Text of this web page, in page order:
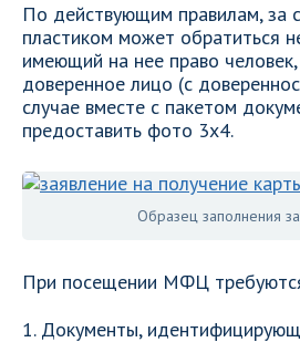
По действующим правилам, за
пластиком может обратиться
имеющий на нее право
доверенное лицо (с
случае вместе с пакетом
предоставить фото 3х4.
Образец заполнения
При посещении МФЦ
1. Документы,